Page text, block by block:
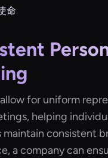
for uniform
helping
maintain consistent
a company can